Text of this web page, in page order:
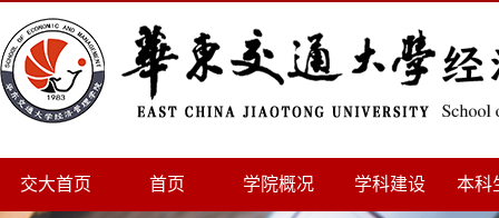
交大首页 首页 学院概况 学科建设 本科